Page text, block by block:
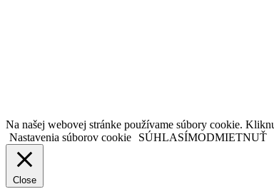
Na našej webovej stránke používame súbory cookie.
Nastavenia súborov cookie
SÚHLASÍMODMIETNUŤ
Close